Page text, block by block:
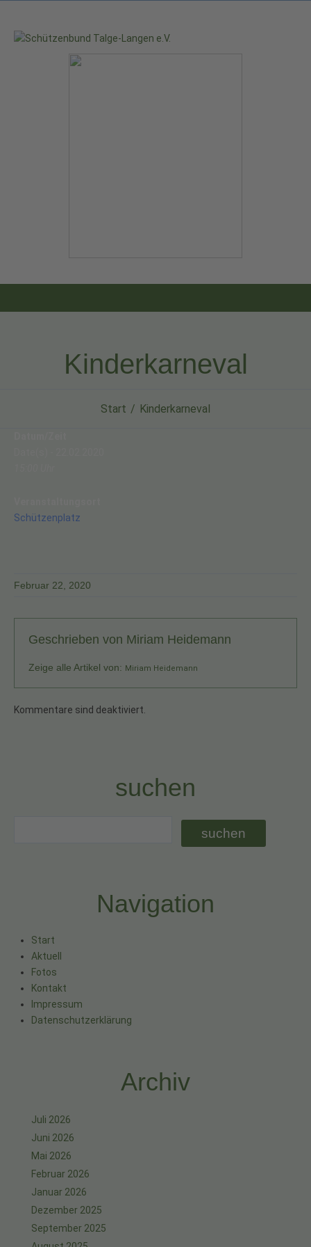
Kinderkarneval
Start Kinderkarneval
Schützenplatz
Februar 22, 2020
Geschrieben von Miriam Heidemann
Zeige alle Artikel von: Miriam Heidemann
Kommentare sind deaktiviert.
suchen
Navigation
Start
Aktuell
Fotos
Kontakt
Impressum
Datenschutzerklärung
Archiv
Juli 2026
Juni 2026
Mai 2026
Februar 2026
Januar 2026
Dezember 2025
September 2025